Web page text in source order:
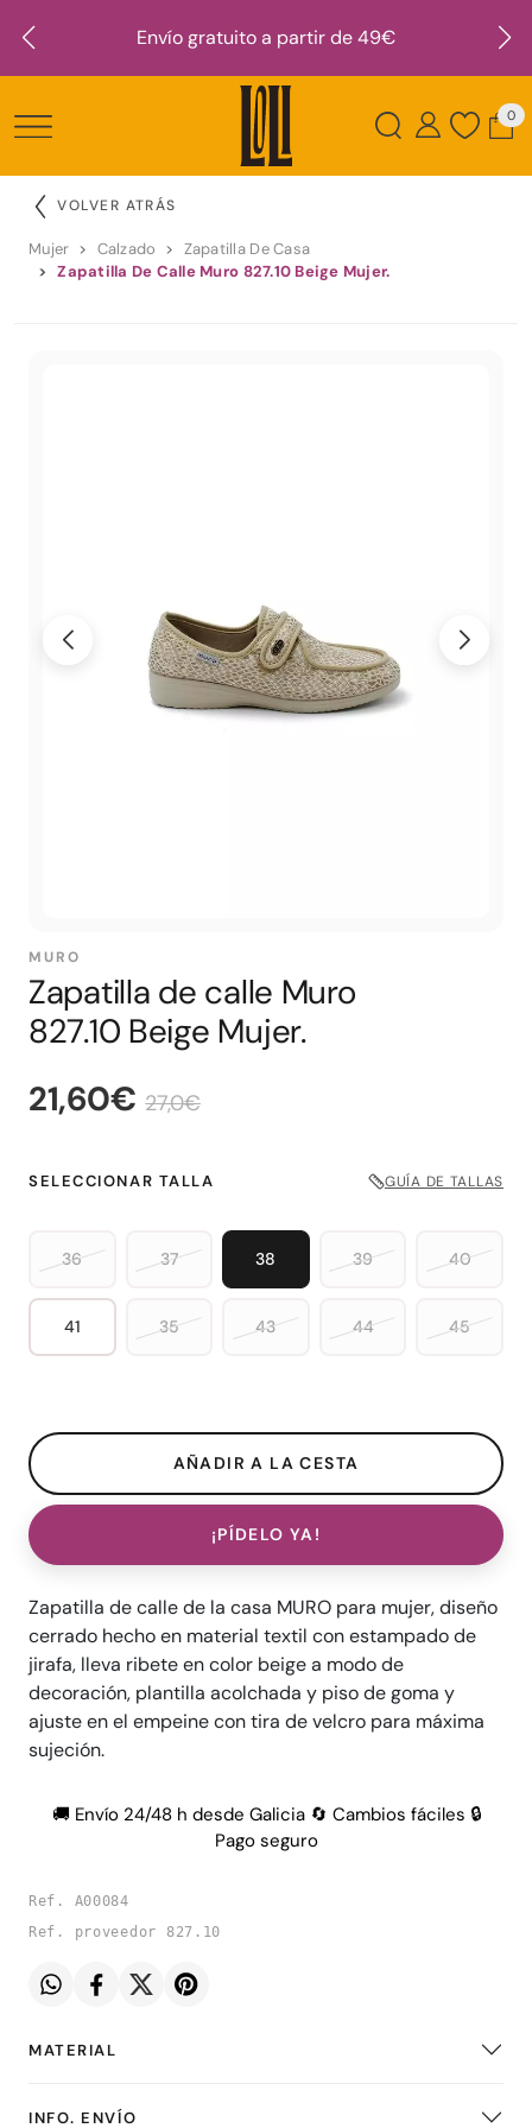
Envío gratuito a partir de 49€
0
VOLVER ATRÁS
Mujer Calzado
Zapatilla De Casa
Zapatilla De Calle Muro 827.10 Beige Mujer.
MURO
Zapatilla de calle Muro
827.10 Beige Mujer.
21,60€ 27,0€
SELECCIONAR TALLA GUÍA DE TALLAS
36 37 38 39 40
41 35 43 44 45
¡PÍDELO YA!
Zapatilla de calle de la casa MURO para mujer, diseño
cerrado hecho en material textil con estampado de
jirafa, lleva ribete en color beige a modo de
decoración, plantilla acolchada y piso de goma y
ajuste en el empeine con tira de velcro para máxima
sujeción.
🚚 Envío 24/48 h desde Galicia 🔄 Cambios fáciles 🔒
Pago seguro
Ref. A00084
Ref. proveedor 827.10
MATERIAL
INFO. ENVÍO